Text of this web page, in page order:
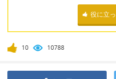
役に立
10 10788